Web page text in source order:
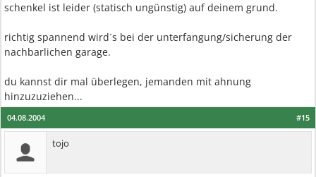
schenkel ist leider (statisch ungünstig) auf deinem grund.
richtig spannend wird´s bei der unterfangung/sicherung der
nachbarlichen garage.
du kannst dir mal überlegen, jemanden mit ahnung
hinzuzuziehen...
#15
04.08.2004
tojo